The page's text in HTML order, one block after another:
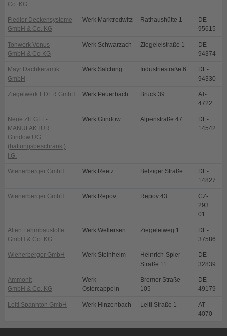
Co. KG
Fiedler Deckensysteme
GmbH & Co. KG
Werk Marktredwitz Rathaushütte 1
DE-
95615
Tonwerk Venus
GmbH & Co KG
Werk Schwarzach Ziegeleistraße 1
DE-
94374
Mayr Dachkeramik
GmbH
Werk Salching Industriestraße 6
DE-
94330
Ziegelwerk EDER GmbH Werk Peuerbach Bruck 39
AT-
4722
Neue ZIEGEL-
MANUFAKTUR
Glindow UG
(haftungsbeschränkt)
i.G.
Werk Glindow Alpenstraße 47
DE-
14542
Wienerberger GmbH Werk Reetz Belziger Straße
DE-
14827
Wienerberger GmbH Werk Repov Repov 43
CZ-
293
01
Alten Lehmbaustoffe
GmbH & Co. KG
Werk Wellersen Ziegeleiweg 1
DE-
37586
Wienerberger GmbH Werk Steinheim
Heinrich-Spier-
Straße 11
DE-
32839
Ammonit
GmbH & Co. KG
Werk
Ostercappeln
Bremer Straße
105
DE-
49179
Leitl Spannton GmbH Werk Hinzenbach Leitl Straße 1
AT-
4070